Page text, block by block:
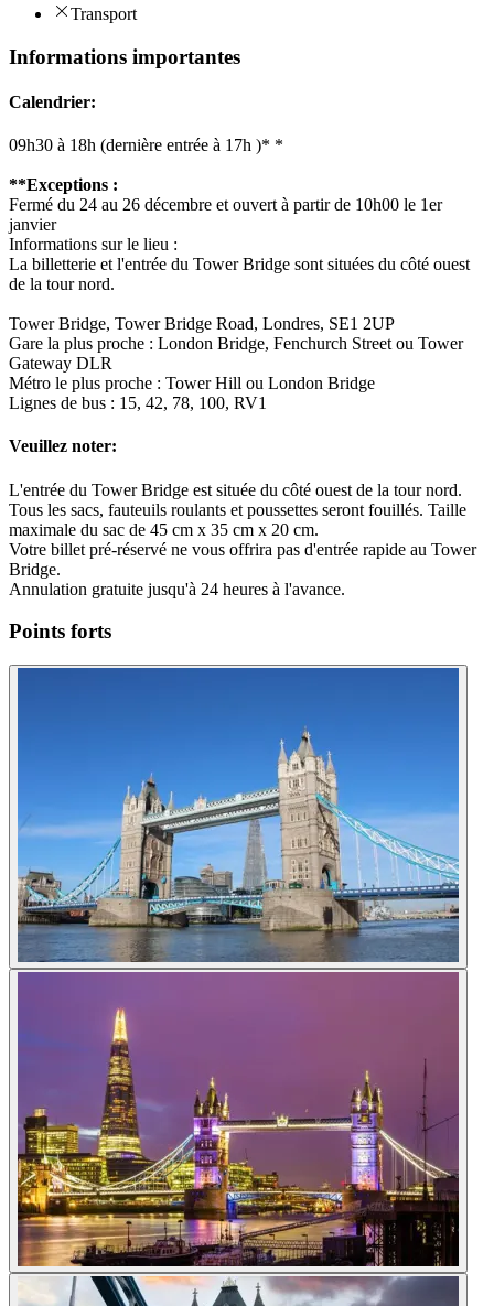
Transport
Informations importantes
Calendrier:
09h30 à 18h (dernière entrée à 17h )* *
**Exceptions :
Fermé du 24 au 26 décembre et ouvert à partir de 10h00 le 1er
janvier
Informations sur le lieu :
La billetterie et l'entrée du Tower Bridge sont situées du côté ouest
de la tour nord.
Tower Bridge, Tower Bridge Road, Londres, SE1 2UP
Gare la plus proche : London Bridge, Fenchurch Street ou Tower
Gateway DLR
Métro le plus proche : Tower Hill ou London Bridge
Lignes de bus : 15, 42, 78, 100, RV1
Veuillez noter:
L'entrée du Tower Bridge est située du côté ouest de la tour nord.
Tous les sacs, fauteuils roulants et poussettes seront fouillés. Taille
maximale du sac de 45 cm x 35 cm x 20 cm.
Votre billet pré-réservé ne vous offrira pas d'entrée rapide au Tower
Bridge.
Annulation gratuite jusqu'à 24 heures à l'avance.
Points forts